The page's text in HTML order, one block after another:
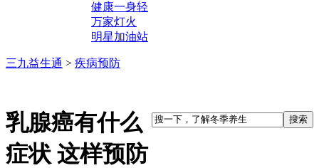
健康一身轻
万家灯火
明星加油站
三九益生通 > 疾病预防
乳腺癌有什么
症状 这样预防